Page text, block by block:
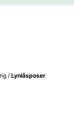
/ Lynlåsposer